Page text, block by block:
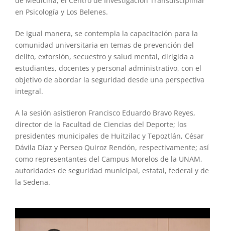
en Psicología y Los Belenes.
De igual manera, se contempla la capacitación para la
comunidad universitaria en temas de prevención del
delito, extorsión, secuestro y salud mental, dirigida a
estudiantes, docentes y personal administrativo, con el
objetivo de abordar la seguridad desde una perspectiva
integral.
A la sesión asistieron Francisco Eduardo Bravo Reyes,
director de la Facultad de Ciencias del Deporte; los
presidentes municipales de Huitzilac y Tepoztlán, César
Dávila Díaz y Perseo Quiroz Rendón, respectivamente; así
como representantes del Campus Morelos de la UNAM,
autoridades de seguridad municipal, estatal, federal y de
la Sedena.